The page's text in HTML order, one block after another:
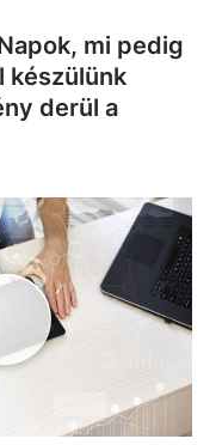
mi pedig
készülünk
derül a